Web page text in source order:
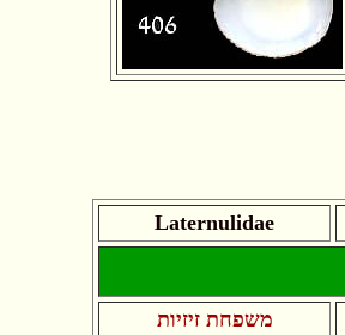
Laternulidae
משפחת זיזיות